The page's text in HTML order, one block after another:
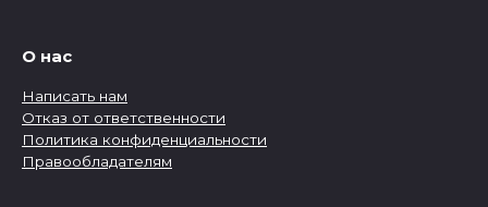
О нас
Написать нам
Отказ от ответственности
Политика конфиденциальности
Правообладателям